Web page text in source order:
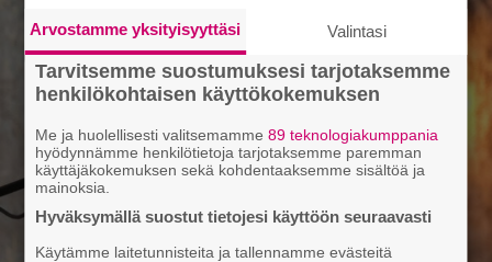
Arvostamme yksityisyyttäsi Valintasi
Tarvitsemme suostumuksesi tarjotaksemme
henkilökohtaisen käyttökokemuksen
Me ja huolellisesti valitsemamme89 teknologiakumppania
hyödynnämme henkilötietoja tarjotaksemme paremman
käyttäjäkokemuksen sekä kohdentaaksemme sisältöä ja
mainoksia.
Hyväksymällä suostut tietojesi käyttöön seuraavasti
Käytämme laitetunnisteita ja tallennamme evästeitä